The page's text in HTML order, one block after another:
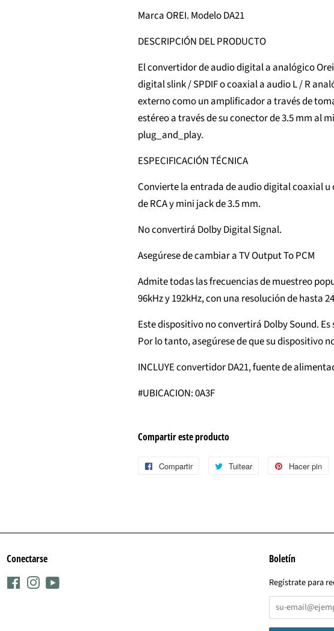
Marca OREI. Modelo DA21
DESCRIPCIÓN DEL PRODUCTO
El convertidor de audio digital a analógico
digital slink / SPDIF o coaxial a audio L / R
externo como un amplificador a través de
estéreo a través de su conector de 3.5 mm al
plug_and_play.
ESPECIFICACIÓN TÉCNICA
Convierte la entrada de audio digital coaxial
de RCA y mini jack de 3.5 mm.
No convertirá Dolby Digital Signal.
Asegúrese de cambiar a TV Output To PCM
Admite todas las frecuencias de muestreo
96kHz y 192kHz, con una resolución de hasta
Este dispositivo no convertirá Dolby Sound.
Por lo tanto, asegúrese de que su dispositivo
INCLUYE convertidor DA21, fuente de
#UBICACION: 0A3F
Compartir este producto
Compartir
CompartirTuitear
Tuitear
Hacer pin
Conectarse
Facebook
InstagramYouTube
Boletín
Regístrate para